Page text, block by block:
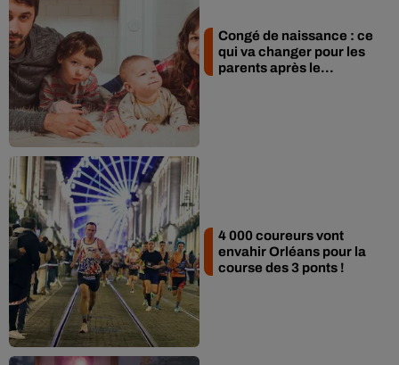
Congé de naissance : ce
qui va changer pour les
parents après le...
4 000 coureurs vont
envahir Orléans pour la
course des 3 ponts !